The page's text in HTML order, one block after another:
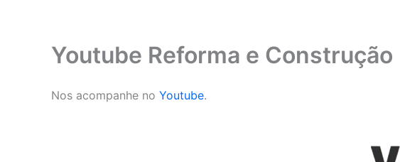
Youtube Reforma e Construção
Nos acompanhe no Youtube.